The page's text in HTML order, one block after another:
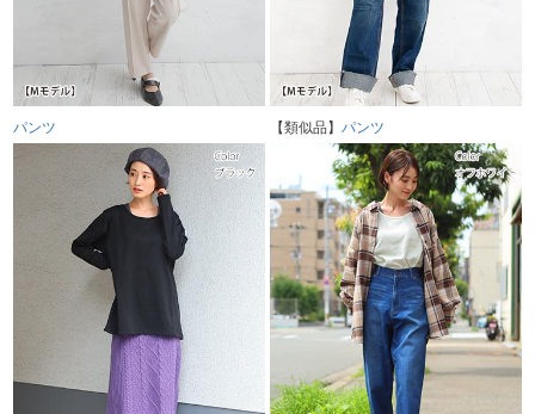
パンツ 【類似品】 パンツ